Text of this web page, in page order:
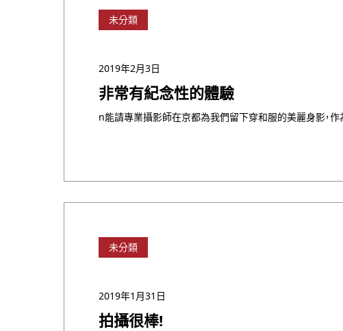
未分類
2019年2月3日
非常有紀念性的體驗
未分類
2019年1月31日
拍攝很棒!